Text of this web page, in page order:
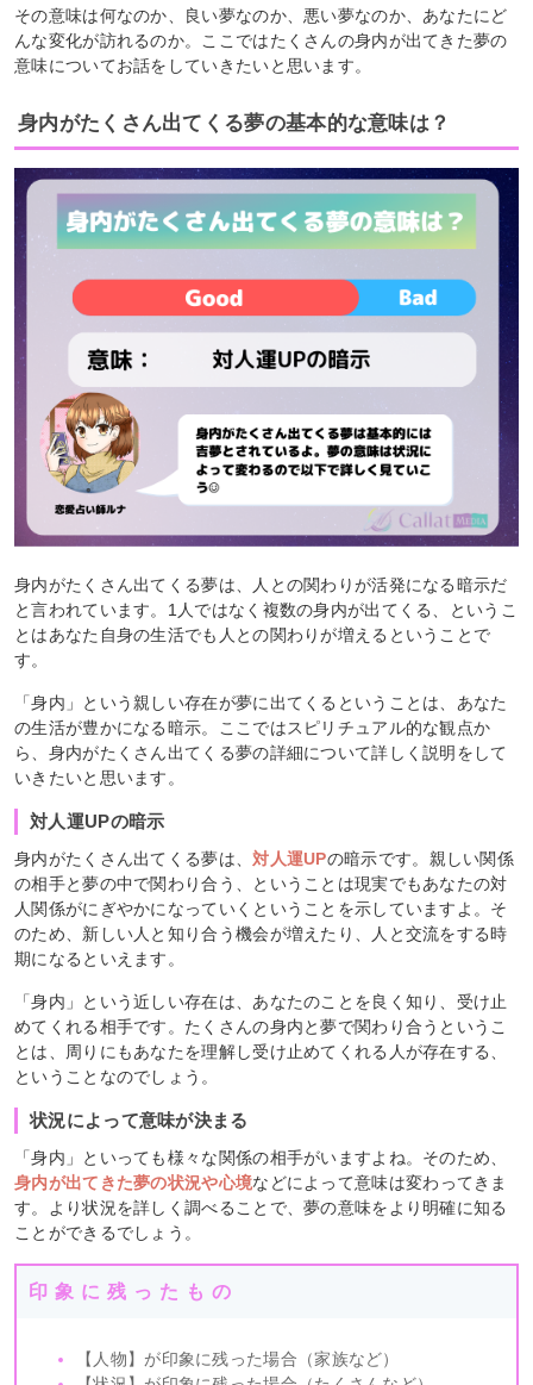
その意味は何なのか、良い夢なのか、悪い夢なのか、あなたにど
んな変化が訪れるのか。ここではたくさんの身内が出てきた夢の
意味についてお話をしていきたいと思います。
身内がたくさん出てくる夢の基本的な意味は？
身内がたくさん出てくる夢は、人との関わりが活発になる暗示だ
と言われています。1人ではなく複数の身内が出てくる、というこ
とはあなた自身の生活でも人との関わりが増えるということで
す。
「身内」という親しい存在が夢に出てくるということは、あなた
の生活が豊かになる暗示。ここではスピリチュアル的な観点か
ら、身内がたくさん出てくる夢の詳細について詳しく説明をして
いきたいと思います。
対人運UPの暗示
身内がたくさん出てくる夢は、対人運UPの暗示です。親しい関係
の相手と夢の中で関わり合う、ということは現実でもあなたの対
人関係がにぎやかになっていくということを示していますよ。そ
のため、新しい人と知り合う機会が増えたり、人と交流をする時
期になるといえます。
「身内」という近しい存在は、あなたのことを良く知り、受け止
めてくれる相手です。たくさんの身内と夢で関わり合うというこ
とは、周りにもあなたを理解し受け止めてくれる人が存在する、
ということなのでしょう。
状況によって意味が決まる
「身内」といっても様々な関係の相手がいますよね。そのため、
身内が出てきた夢の状況や心境などによって意味は変わってきま
す。より状況を詳しく調べることで、夢の意味をより明確に知る
ことができるでしょう。
印象に残ったもの
【人物】が印象に残った場合（家族など）